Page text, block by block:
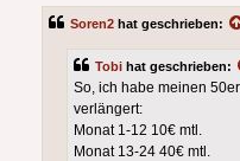
Soren2 hat geschrieben:
Tobi hat geschrieben:
So, ich habe meinen
verlängert:
Monat 1-12 10€ mtl.
Monat 13-24 40€ mtl.